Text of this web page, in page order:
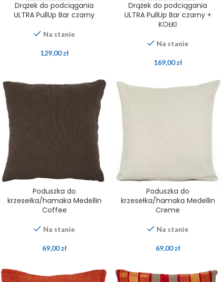
Drążek do podciągania
ULTRA PullUp Bar czarny
Na stanie
129,00zł
Drążek do podciągania
ULTRA PullUp Bar czarny +
KOŁKI
Na stanie
169,00zł
Poduszka do
krzesełka/hamaka Medellin
Coffee
Na stanie
69,00zł
Poduszka do
krzesełka/hamaka Medellin
Creme
Na stanie
69,00zł